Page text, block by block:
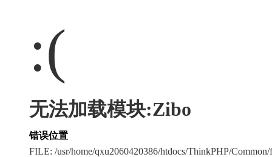
:(
无法加载模块:Zibo
错误位置
FILE: /usr/home/qxu2060420386/htdocs/ThinkPHP/